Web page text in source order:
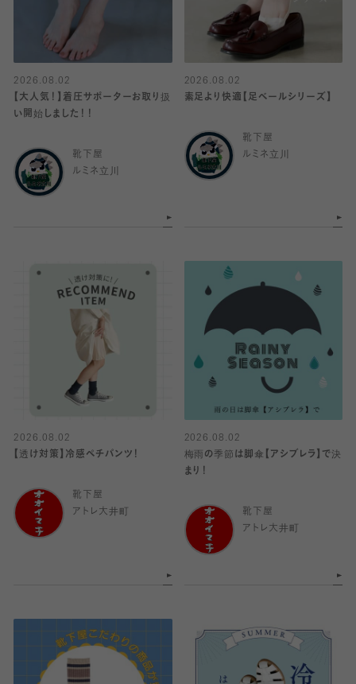
2026.08.02
【大人気！】着圧サポーターお取り扱
い開始しました！！
靴下屋
ルミネ立川
2026.08.02
素足より快適【足ベールシリーズ】
靴下屋
ルミネ立川
2026.08.02
【透け対策】冷感ペチパンツ！
靴下屋
アトレ大井町
2026.08.02
梅雨の季節は脚傘【アシブレラ】で決
まり！
靴下屋
アトレ大井町